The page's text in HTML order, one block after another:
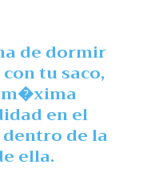
de dormir
tu saco,
en el
de la
ella.